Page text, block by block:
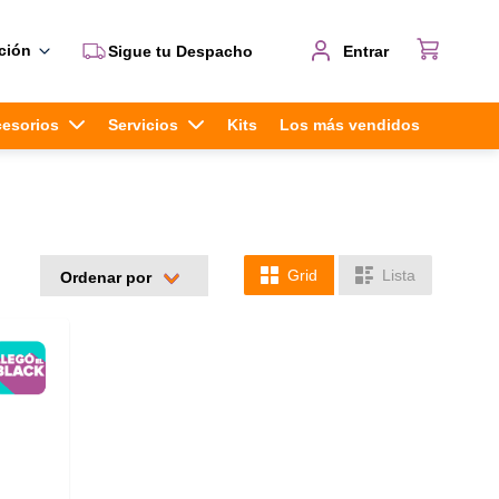
Sigue tu Despacho Entrar
Servicios Kits Los más vendidos
Grid Lista